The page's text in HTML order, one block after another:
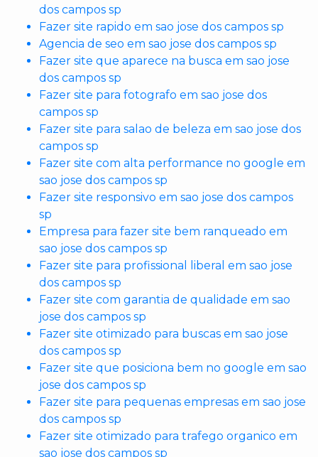
dos campos sp
Fazer site rapido em sao jose dos campos sp
Agencia de seo em sao jose dos campos sp
Fazer site que aparece na busca em sao jose
dos campos sp
Fazer site para fotografo em sao jose dos
campos sp
Fazer site para salao de beleza em sao jose dos
campos sp
Fazer site com alta performance no google em
sao jose dos campos sp
Fazer site responsivo em sao jose dos campos
sp
Empresa para fazer site bem ranqueado em
sao jose dos campos sp
Fazer site para profissional liberal em sao jose
dos campos sp
Fazer site com garantia de qualidade em sao
jose dos campos sp
Fazer site otimizado para buscas em sao jose
dos campos sp
Fazer site que posiciona bem no google em sao
jose dos campos sp
Fazer site para pequenas empresas em sao jose
dos campos sp
Fazer site otimizado para trafego organico em
sao jose dos campos sp